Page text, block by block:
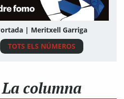
| Meritxell Garriga
TOTS ELS NÚMEROS
La columna